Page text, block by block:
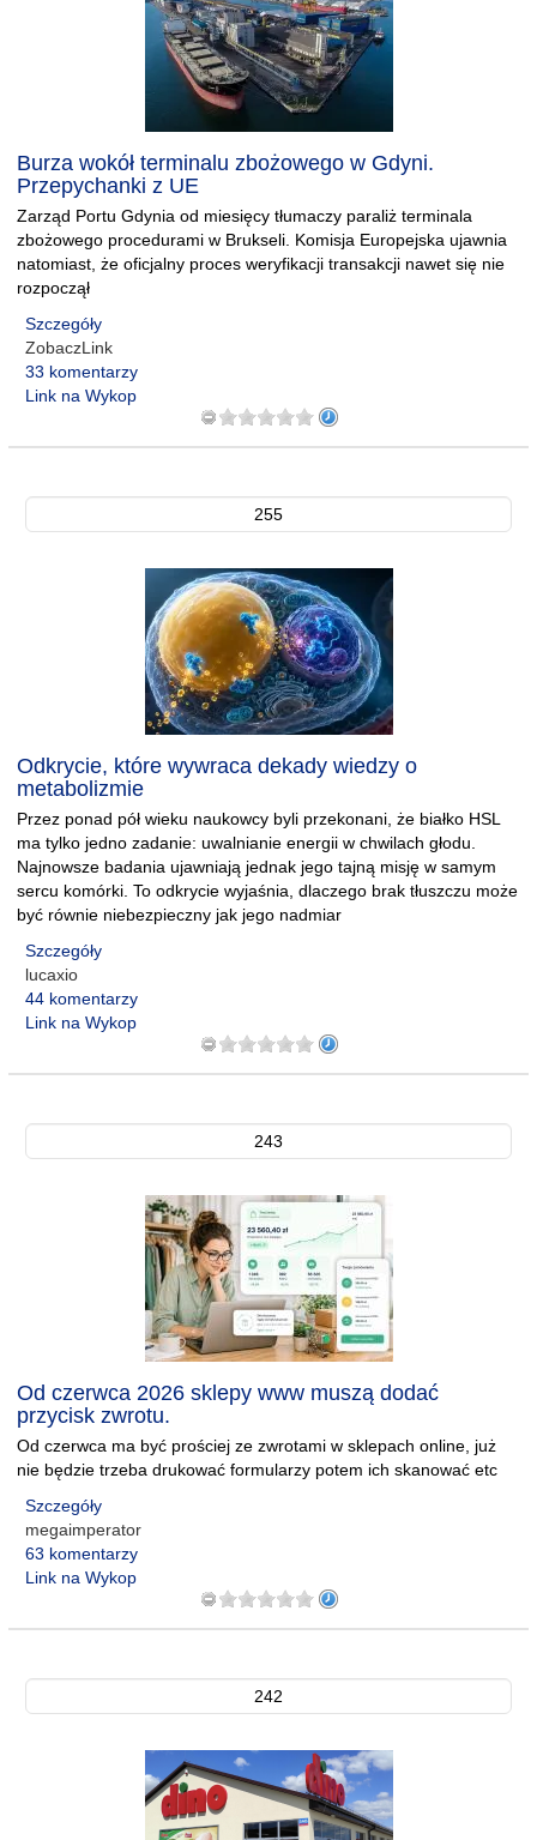
Burza wokół terminalu zbożowego w Gdyni.
Przepychanki z UE
Zarząd Portu Gdynia od miesięcy tłumaczy paraliż terminala
zbożowego procedurami w Brukseli. Komisja Europejska ujawnia
natomiast, że oficjalny proces weryfikacji transakcji nawet się nie
rozpoczął
Szczegóły
ZobaczLink
33 komentarzy
Link na Wykop
255
Odkrycie, które wywraca dekady wiedzy o
metabolizmie
Przez ponad pół wieku naukowcy byli przekonani, że białko HSL
ma tylko jedno zadanie: uwalnianie energii w chwilach głodu.
Najnowsze badania ujawniają jednak jego tajną misję w samym
sercu komórki. To odkrycie wyjaśnia, dlaczego brak tłuszczu może
być równie niebezpieczny jak jego nadmiar
Szczegóły
lucaxio
44 komentarzy
Link na Wykop
243
Od czerwca 2026 sklepy www muszą dodać
przycisk zwrotu.
Od czerwca ma być prościej ze zwrotami w sklepach online, już
nie będzie trzeba drukować formularzy potem ich skanować etc
Szczegóły
megaimperator
63 komentarzy
Link na Wykop
242